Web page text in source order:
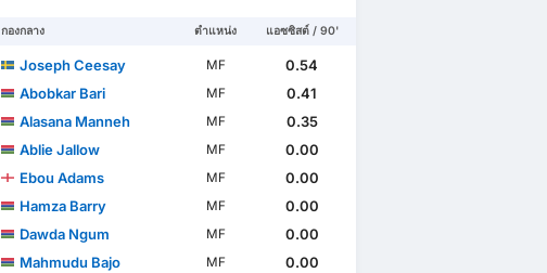
กองกลาง ตำแหน่ง แอซซิสต์ / 90'
Joseph Ceesay MF
0.54
Abobkar Bari
MF
0.41
Alasana Manneh
MF
0.35
Ablie Jallow
MF
0.00
Ebou Adams
MF
0.00
Hamza Barry
MF
0.00
Dawda Ngum
MF
0.00
Mahmudu Bajo
MF
0.00